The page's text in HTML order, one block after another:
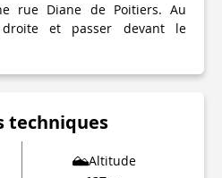
rue Diane de Poitiers. Au
et passer devant le
techniques
Altitude